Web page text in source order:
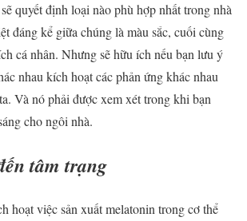
quyết định loại nào phù hợp nhất trong nhà
đáng kể giữa chúng là màu sắc, cuối cùng
cá nhân. Nhưng sẽ hữu ích nếu bạn lưu ý
nhau kích hoạt các phản ứng khác nhau
Và nó phải được xem xét trong khi bạn
cho ngôi nhà.
tâm trạng
hoạt việc sản xuất melatonin trong cơ thể